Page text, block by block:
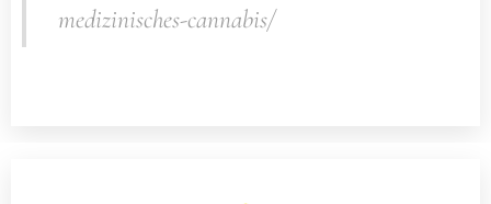
medizinisches-cannabis/